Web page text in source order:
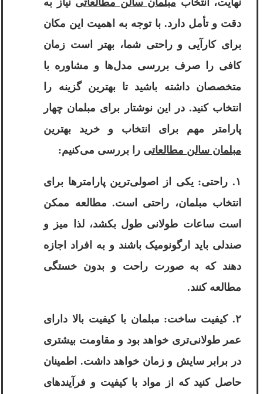
نهایت، انتخاب مبلمان سالن مطالعاتی نیاز به
دقت و تأمل دارد. با توجه به اهمیت این مکان
برای کارآیی و راحتی شما، بهتر است زمان
کافی را صرف بررسی مدل‌ها و مشاوره با
متخصصان داشته باشید تا بهترین گزینه را
انتخاب کنید. در این نوشتار برای مبلمان چهار
پارامتر مهم برای انتخاب و خرید بهترین
مبلمان سالن مطالعاتی را بررسی می‌کنیم:
۱. راحتی: یکی از اصولی‌ترین پارامترها برای
انتخاب مبلمان، راحتی است. مطالعه ممکن
است ساعات طولانی طول بکشد، لذا میز و
صندلی باید ارگونومیک باشند و به افراد اجازه
دهند که به صورت راحت و بدون خستگی
مطالعه کنند.
۲. کیفیت ساخت: مبلمان با کیفیت بالا دارای
عمر طولانی‌تری خواهد بود و مقاومت بیشتری
در برابر سایش و زمان خواهد داشت. اطمینان
حاصل کنید که از مواد با کیفیت و فرآیندهای